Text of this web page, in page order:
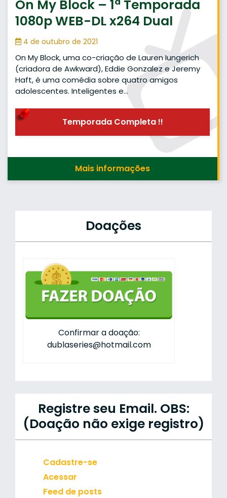
On My Block – 1ª Temporada
1080p WEB-DL x264 Dual
4 de outubro de 2021
On My Block, uma co-criação de Lauren Iungerich
(criadora de Awkward), Eddie Gonzalez e Jeremy
Haft, é uma comédia sobre quatro amigos
adolescentes. Inteligentes e…
Temporada Completa !!
Mais informações
Doações
Confirmar a doação:
dublaseries@hotmail.com
Registre seu Email. OBS:
(Doação não exige registro)
Cadastre-se
Acessar
Feed de posts